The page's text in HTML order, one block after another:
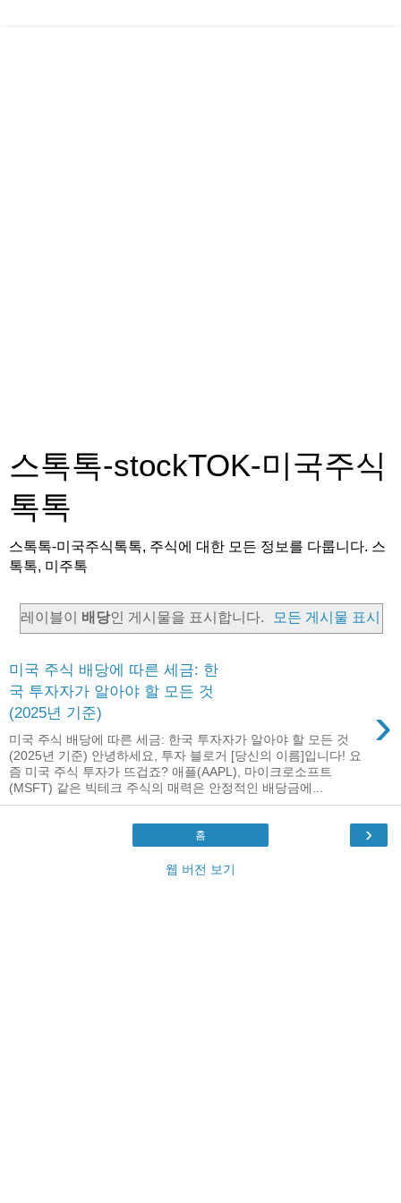
스톡톡-stockTOK-미국주식
톡톡
스톡톡-미국주식톡톡, 주식에 대한 모든 정보를 다룹니다. 스
톡톡, 미주톡
레이블이 배당인 게시물을 표시합니다. 모든 게시물 표시
미국 주식 배당에 따른 세금: 한
국 투자자가 알아야 할 모든 것
(2025년 기준)
›
미국 주식 배당에 따른 세금: 한국 투자자가 알아야 할 모든 것
(2025년 기준) 안녕하세요, 투자 블로거 [당신의 이름]입니다! 요
즘 미국 주식 투자가 뜨겁죠? 애플(AAPL), 마이크로소프트
(MSFT) 같은 빅테크 주식의 매력은 안정적인 배당금에...
›
홈
웹 버전 보기